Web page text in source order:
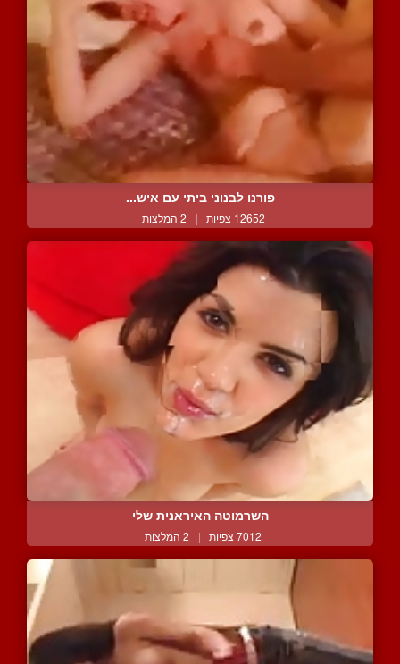
פורנו לבנוני ביתי עם איש...
12652 צפיות | 2 המלצות
השרמוטה האיראנית שלי
7012 צפיות | 2 המלצות